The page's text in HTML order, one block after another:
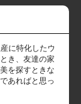
に特化したウ
き、友達の家
を探すときな
あればと思っ